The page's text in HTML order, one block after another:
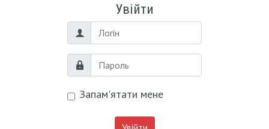
Увійти
Логін
Пароль
Запам'ятати мене